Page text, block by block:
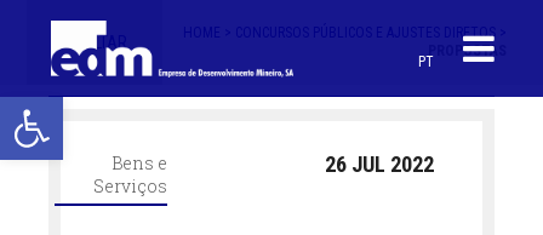
Open toolbar
PT
< VOLTAR
CONCURSOS PÚBLICOS E AJUSTES DIRETOS >
PROPOSTAS
Bens e
Serviços
26 JUL 2022